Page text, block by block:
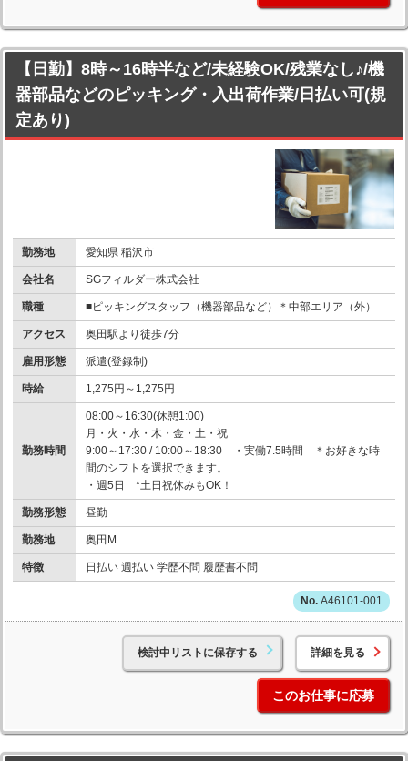
【日勤】8時～16時半など/未経験OK/残業なし♪/機
器部品などのピッキング・入出荷作業/日払い可(規
定あり)
勤務地 愛知県 稲沢市
会社名 SGフィルダー株式会社
職種 ■ピッキングスタッフ（機器部品など）＊中部エリア（外）
アクセス 奥田駅より徒歩7分
雇用形態 派遣(登録制)
時給 1,275円～1,275円
勤務時間
08:00～16:30(休憩1:00)
月・火・水・木・金・土・祝
9:00～17:30 / 10:00～18:30 ・実働7.5時間 ＊お好きな時
間のシフトを選択できます。
・週5日 *土日祝休みもOK！
勤務形態 昼勤
勤務地 奥田M
特徴 日払い 週払い 学歴不問 履歴書不問
A46101-001
検討中リストに保存する 詳細を見る
このお仕事に応募